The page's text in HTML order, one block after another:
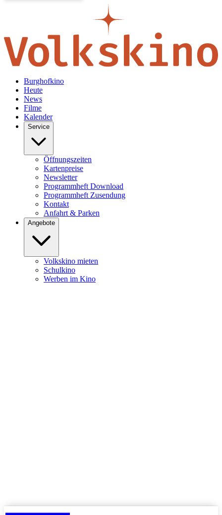
Burghofkino
Heute
News
Filme
Kalender
Service
Öffnungszeiten
Kartenpreise
Newsletter
Programmheft Download
Programmheft Zusendung
Kontakt
Anfahrt & Parken
Angebote
Volkskino mieten
Schulkino
Werben im Kino
Werben im Kino